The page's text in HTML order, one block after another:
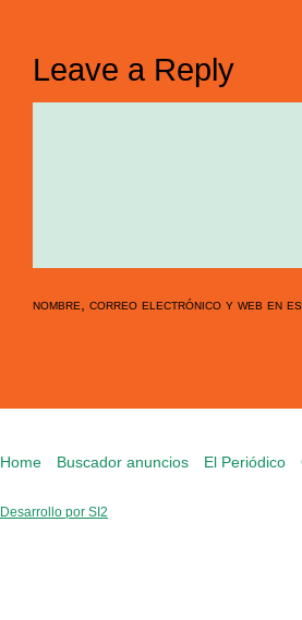
Leave a Reply
nombre, correo electrónico y web en
Home Buscador anuncios El Periódico
Desarrollo por SI2